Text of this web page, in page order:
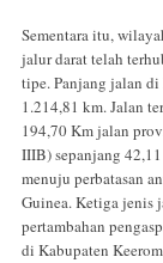
Sementara itu,
jalur darat telah
tipe. Panjang jalan di
1.214,81 km. Jalan
194,70 Km jalan
IIIB) sepanjang
menuju perbatasan
Guinea. Ketiga jenis
pertambahan
di Kabupaten